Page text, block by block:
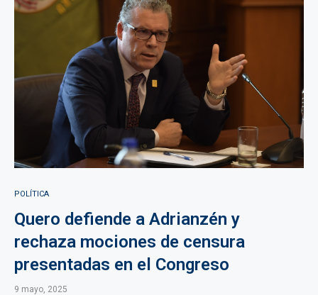
POLÍTICA
Quero defiende a Adrianzén y
rechaza mociones de censura
presentadas en el Congreso
9 mayo, 2025